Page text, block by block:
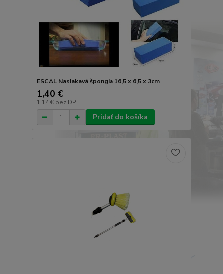
ESCAL Nasiakavá špongia 16,5 x 6,5 x 3cm
1,40 €
1,14 € bez DPH
Pridať do košíka